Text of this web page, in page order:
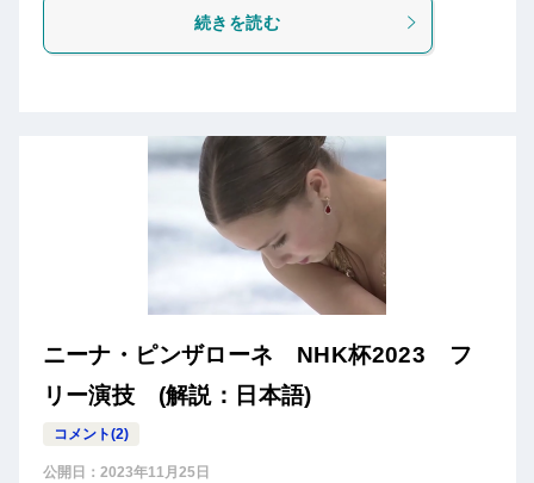
続きを読む
ニーナ・ピンザローネ NHK杯2023 フ
リー演技 (解説：日本語)
コメント(2)
公開日： 2023年11月25日